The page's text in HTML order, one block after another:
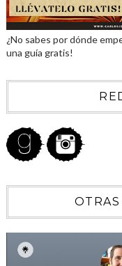
¿No sabes por dónde
una guía gratis!